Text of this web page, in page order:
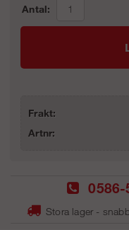
Antal:
Frakt:
Artnr:
0586-
Stora lager -